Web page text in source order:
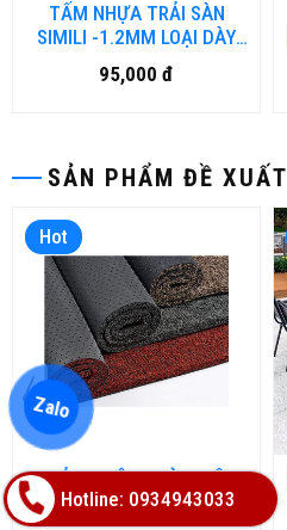
SẢN PHẨM ĐỀ XUẤT
Hot
THẢM CUỘN CHÙI CHÂN
CAO SU DẠNG RỐI
TẤM NHỰA TRẢI SÀN
SIMILI -1.2MM LOẠI DÀY
VN-DN
95,000 đ
Hotline: 0934943033
Zalo